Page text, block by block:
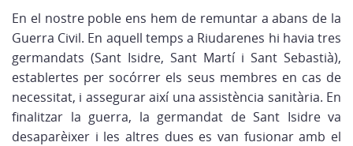
En el nostre poble ens hem de remuntar a abans de la
Guerra Civil. En aquell temps a Riudarenes hi havia tres
germandats (Sant Isidre, Sant Martí i Sant Sebastià),
establertes per socórrer els seus membres en cas de
necessitat, i assegurar així una assistència sanitària. En
finalitzar la guerra, la germandat de Sant Isidre va
desaparèixer i les altres dues es van fusionar amb el